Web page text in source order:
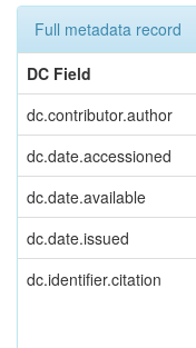
Full metadata record
DC Field
dc.contributor.author
dc.date.accessioned
dc.date.available
dc.date.issued
dc.identifier.citation